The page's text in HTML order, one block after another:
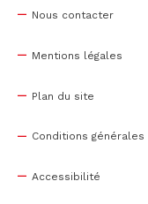
Nous contacter
Mentions légales
Plan du site
Conditions générales
Accessibilité